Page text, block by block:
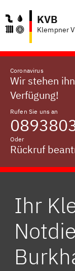
KVB
Klempner
Coronavirus
Wir stehen
Verfügung!
Rufen Sie uns an
Oder
Rückruf
Ihr